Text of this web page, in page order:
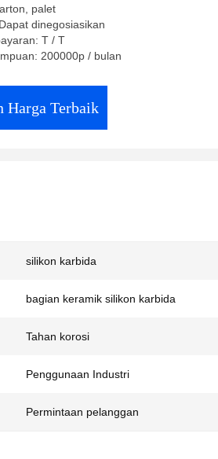
palet
dinegosiasikan
T / T
200000p / bulan
Harga Terbaik
silikon karbida
bagian keramik silikon karbida
Tahan korosi
Penggunaan Industri
Permintaan pelanggan